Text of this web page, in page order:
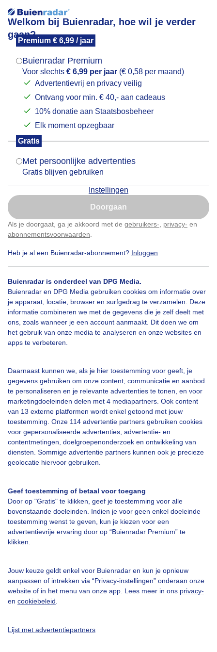
Welkom bij Buienradar, hoe wil je verder
gaan?
Premium € 6,99 / jaar
Buienradar Premium
Voor slechts € 6,99 per jaar (€ 0,58 per maand)
Advertentievrij en privacy veilig
Ontvang voor min. € 40,- aan cadeaus
10% donatie aan Staatsbosbeheer
Elk moment opzegbaar
Gratis
Met persoonlijke advertenties
Gratis blijven gebruiken
Instellingen
Doorgaan
Als je doorgaat, ga je akkoord met de gebruikers- privacy- en
abonnementsvoorwaarden
Heb je al een Buienradar-abonnement? Inloggen
Buienradar is onderdeel van DPG Media.
Buienradar en DPG Media gebruiken cookies om informatie over
je apparaat, locatie, browser en surfgedrag te verzamelen. Deze
informatie combineren we met de gegevens die je zelf deelt met
ons, zoals wanneer je een account aanmaakt. Dit doen we om
het gebruik van onze media te analyseren en onze websites en
apps te verbeteren.
Daarnaast kunnen we, als je hier toestemming voor geeft, je
gegevens gebruiken om onze content, communicatie en aanbod
te personaliseren en je relevante advertenties te tonen, en voor
marketingdoeleinden delen met 4 mediapartners. Ook content
van 13 externe platformen wordt enkel getoond met jouw
toestemming. Onze 114 advertentie partners gebruiken cookies
voor gepersonaliseerde advertenties, advertentie- en
contentmetingen, doelgroepenonderzoek en ontwikkeling van
diensten. Sommige advertentie partners kunnen ook je precieze
geolocatie hiervoor gebruiken.
Geef toestemming of betaal voor toegang
Door op "Gratis" te klikken, geef je toestemming voor alle
bovenstaande doeleinden. Indien je voor geen enkel doeleinde
toestemming wenst te geven, kun je kiezen voor een
advertentievrije ervaring door op “Buienradar Premium” te
klikken.
Jouw keuze geldt enkel voor Buienradar en kun je opnieuw
aanpassen of intrekken via “Privacy-instellingen” onderaan onze
website of in het menu van onze app. Lees meer in ons privacy-
en cookiebeleid
Lijst met advertentiepartners
hollandse luchten
Door: Layla Wijsmuller-Vafi Gemaakt: 09-06-2026, 50x bekeken
Hollandse Luchten Zomer
Bekijk slideshow
Over Buienradar
Bedrijfsgegevens
Contact
Toegankelijkheid
Gebruikersvoorwaarden
Adverteren
Privacy beleid
Cookie beleid
Gratis weerdata
Mogen we je locatie gebruiken voor het
Indien je hier nog geen akkoord op hebt gegeven,
verschijnt er zo een pop-up uit je browser waarin
Is goed, toon de popup
Nu niet, misschien later
Klik hierom dit aan te passen